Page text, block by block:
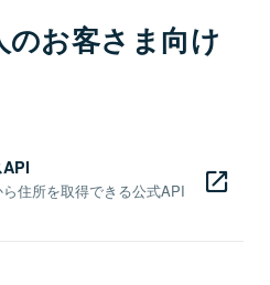
のお客さま向け
住所を取得できる公式API